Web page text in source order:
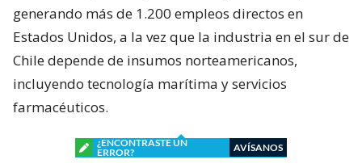
generando más de 1.200 empleos directos en
Estados Unidos, a la vez que la industria en el sur de
Chile depende de insumos norteamericanos,
incluyendo tecnología marítima y servicios
farmacéuticos.
¿ENCONTRASTE UN
ERROR?
AVÍSANOS